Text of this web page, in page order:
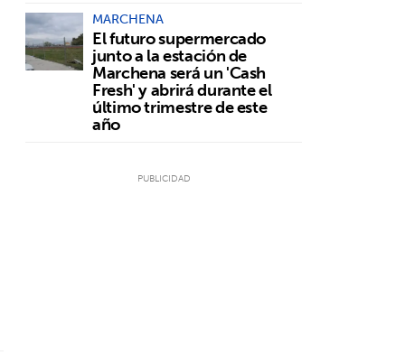
MARCHENA
El futuro supermercado
junto a la estación de
Marchena será un 'Cash
Fresh' y abrirá durante el
último trimestre de este
año